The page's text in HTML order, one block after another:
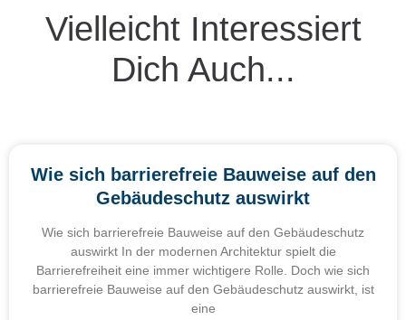
Vielleicht Interessiert
Dich Auch...
Wie sich barrierefreie Bauweise auf den
Gebäudeschutz auswirkt
Wie sich barrierefreie Bauweise auf den Gebäudeschutz
auswirkt In der modernen Architektur spielt die
Barrierefreiheit eine immer wichtigere Rolle. Doch wie sich
barrierefreie Bauweise auf den Gebäudeschutz auswirkt, ist
eine